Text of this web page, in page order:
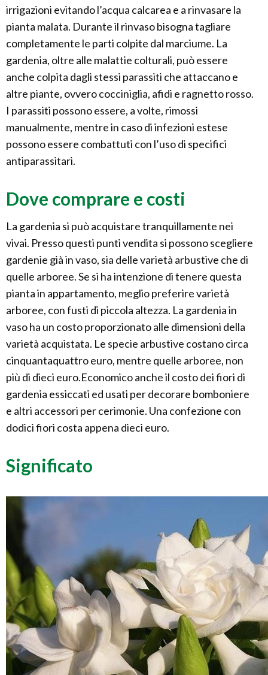
irrigazioni evitando l’acqua calcarea e a rinvasare la
pianta malata. Durante il rinvaso bisogna tagliare
completamente le parti colpite dal marciume. La
gardenia, oltre alle malattie colturali, può essere
anche colpita dagli stessi parassiti che attaccano e
altre piante, ovvero cocciniglia, afidi e ragnetto rosso.
I parassiti possono essere, a volte, rimossi
manualmente, mentre in caso di infezioni estese
possono essere combattuti con l’uso di specifici
antiparassitari.
Dove comprare e costi
La gardenia si può acquistare tranquillamente nei
vivai. Presso questi punti vendita si possono scegliere
gardenie già in vaso, sia delle varietà arbustive che di
quelle arboree. Se si ha intenzione di tenere questa
pianta in appartamento, meglio preferire varietà
arboree, con fusti di piccola altezza. La gardenia in
vaso ha un costo proporzionato alle dimensioni della
varietà acquistata. Le specie arbustive costano circa
cinquantaquattro euro, mentre quelle arboree, non
più di dieci euro.Economico anche il costo dei fiori di
gardenia essiccati ed usati per decorare bomboniere
e altri accessori per cerimonie. Una confezione con
dodici fiori costa appena dieci euro.
Significato